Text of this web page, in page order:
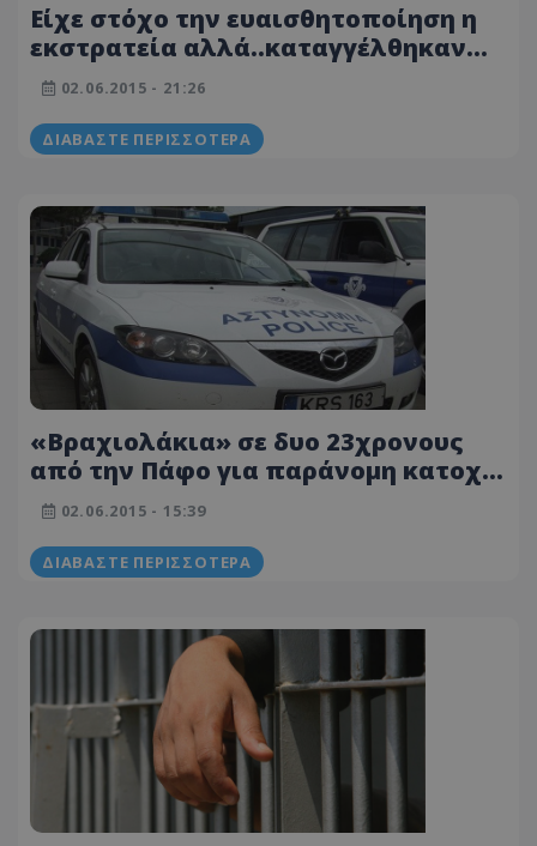
Είχε στόχο την ευαισθητοποίηση η
εκστρατεία αλλά..καταγγέλθηκαν
1.180 σε ένα μήνα για κάπνισμα! 85
ευρώ το πρόστιμο
02.06.2015 - 21:26
ΔΙΑΒΆΣΤΕ ΠΕΡΙΣΣΌΤΕΡΑ
«Βραχιολάκια» σε δυο 23χρονους
από την Πάφο για παράνομη κατοχή
ναρκωτικών
02.06.2015 - 15:39
ΔΙΑΒΆΣΤΕ ΠΕΡΙΣΣΌΤΕΡΑ